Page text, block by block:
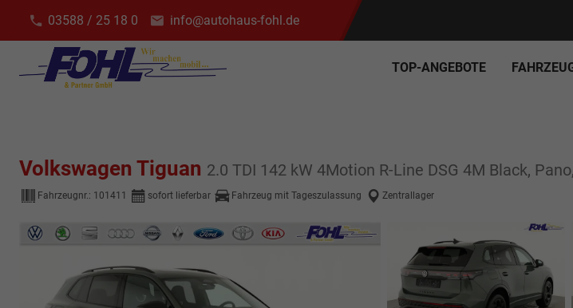
03588 / 25 18 0 info@autohaus-fohl.de
TOP-ANGEBOTE
Volkswagen Tiguan 2.0 TDI 142 kW 4Motion R-Line DSG 4M Black,
Fahrzeugnr.: 101411 sofort lieferbar Fahrzeug mit Tageszulassung Zentrallager